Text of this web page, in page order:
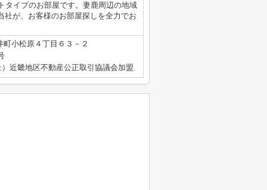
タイプのお部屋です。妻鹿周辺の地域
が、お客様のお部屋探しを全力でお
町小松原４丁目６３－２
近畿地区不動産公正取引協議会加盟